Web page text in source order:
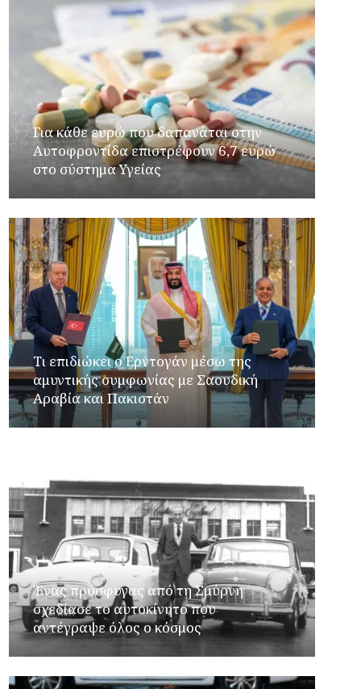
Για κάθε ευρώ που δαπανάται στην
Aυτοφροντίδα επιστρέφουν 6,7 ευρώ
στο σύστημα Υγείας
Τι επιδιώκει ο Ερντογάν μέσω της
αμυντικής συμφωνίας με Σαουδική
Αραβία και Πακιστάν
Ένας πρόσφυγας από τη Σμύρνη
σχεδίασε το αυτοκίνητο που
αντέγραψε όλος ο κόσμος